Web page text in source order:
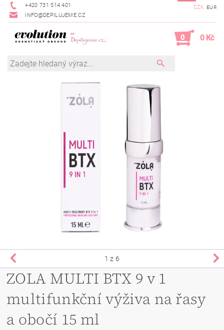
+420 731 514 401
INFO@DEPILUJEME.CZ
CZK EUR
0 0 Kč
1 z 6
ZOLA MULTI BTX 9 v 1
multifunkční výživa na řasy
a obočí 15 ml